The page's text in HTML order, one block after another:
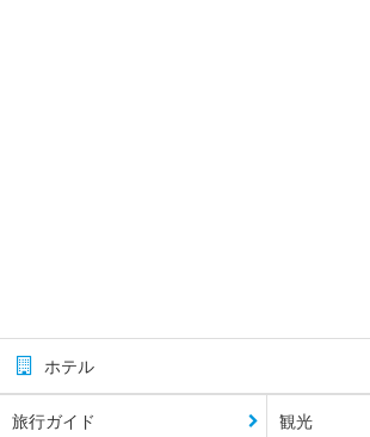
ホテル
旅行ガイド 観光